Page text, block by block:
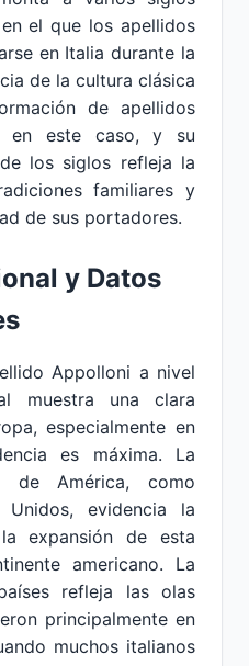
el que los apellidos
en Italia durante la
de la cultura clásica
de apellidos
en este caso, y su
los siglos refleja la
familiares y
de sus portadores.
y Datos
Appolloni a nivel
muestra una clara
especialmente en
es máxima. La
de América, como
evidencia la
expansión de esta
americano. La
refleja las olas
principalmente en
muchos italianos